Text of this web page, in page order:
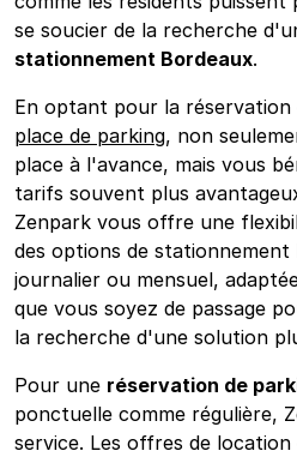
se soucier de la recherche
stationnement Bordeaux.
En optant pour la réservation
place de parking, non
place à l'avance, mais vous
tarifs souvent plus
Zenpark vous offre une
des options de stationnement
journalier ou mensuel,
que vous soyez de passage
la recherche d'une solution
Pour une réservation de
ponctuelle comme régulière,
service. Les offres de